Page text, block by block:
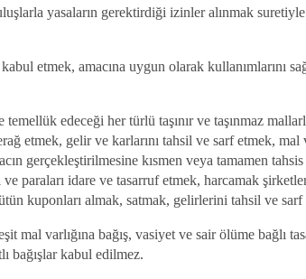
yasaların gerektirdiği izinler alınmak
etmek, amacına uygun olarak kullanımlarını
edeceği her türlü taşınır ve taşınmaz
etmek, gelir ve karlarını tahsil ve sarf etmek,
gerçekleştirilmesine kısmen veya tamamen
paraları idare ve tasarruf etmek, harcamak
kuponları almak, satmak, gelirlerini tahsil ve sarf
mal varlığına bağış, vasiyet ve sair ölüme bağlı
bağışlar kabul edilmez.